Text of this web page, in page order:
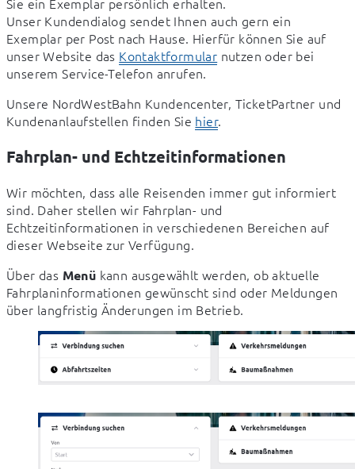
Unser Kundendialog sendet Ihnen auch gern ein
Exemplar per Post nach Hause. Hierfür können Sie auf
unser Website das Kontaktformular nutzen oder bei
unserem Service-Telefon anrufen.
Unsere NordWestBahn Kundencenter, TicketPartner und
Kundenanlaufstellen finden Sie hier.
Fahrplan- und Echtzeitinformationen
Wir möchten, dass alle Reisenden immer gut informiert
sind. Daher stellen wir Fahrplan- und
Echtzeitinformationen in verschiedenen Bereichen auf
dieser Webseite zur Verfügung.
Über das Menü kann ausgewählt werden, ob aktuelle
Fahrplaninformationen gewünscht sind oder Meldungen
über langfristig Änderungen im Betrieb.